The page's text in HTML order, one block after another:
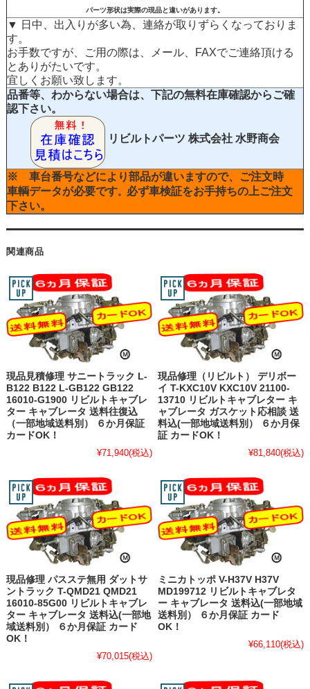
パーツ形状は実際の現品と違いがあります。
▼ 日中、出入りが多い為、連絡が取りずらくなっておりま
す。
お手数ですが、ご用の際は、メール、FAXでご連絡頂ける
とありがたいです。
宜しくお願い致します。
品番等、わからない場合は、下記の無料在庫確認からご確
認下さい。
リビルトパーツ 株式会社 水野商会
※ 車台番号などにより部品が違いますので、ご注文時
車輌データが必要です。 必ず車検証をお手持ちの上ご注文
下さい。
関連商品
現品見積修理 サニートラック L-
B122 B122 L-GB122 GB122
16010-G1900 リビルトキャブレ
ター キャブレータ 送料往復込
（一部地域送料別） ６か月保証
カードOK！
¥71,940(税込)
現品修理（リビルト） デリボー
イ T-KXC10V KXC10V 21100-
13710 リビルトキャブレター キ
ャブレータ ガスケット応相談 送
料込(一部地域送料別） ６か月保
証 カードOK！
¥81,840(税込)
現品修理 パスステ無用 ダットサ
ントラック T-QMD21 QMD21
16010-85G00 リビルトキャブレ
ター キャブレータ 送料込(一部地
域送料別） ６か月保証 カード
OK！
¥70,015(税込)
ミニカトッポ V-H37V H37V
MD199712 リビルトキャブレタ
ー キャブレータ 送料込(一部地域
送料別） ６か月保証 カード
OK！
¥66,110(税込)